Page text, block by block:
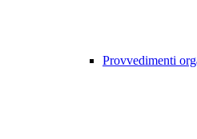
Provvedimenti